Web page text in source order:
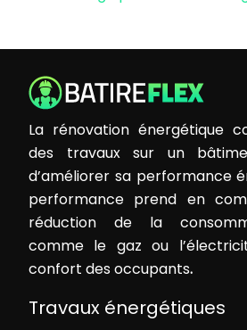
La rénovation énergétique
des travaux sur un
d’améliorer sa performance
performance prend en
réduction de la
comme le gaz ou
confort des occupants.
Travaux énergétiques